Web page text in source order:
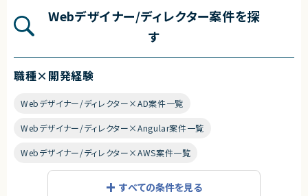
Webデザイナー/ディレクター案件を探
す
職種×開発経験
Webデザイナー/ディレクター×AD案件一覧
Webデザイナー/ディレクター×Angular案件一覧
Webデザイナー/ディレクター×AWS案件一覧
Webデザイナー/ディレクター×Azure案件一覧
すべての条件を見る